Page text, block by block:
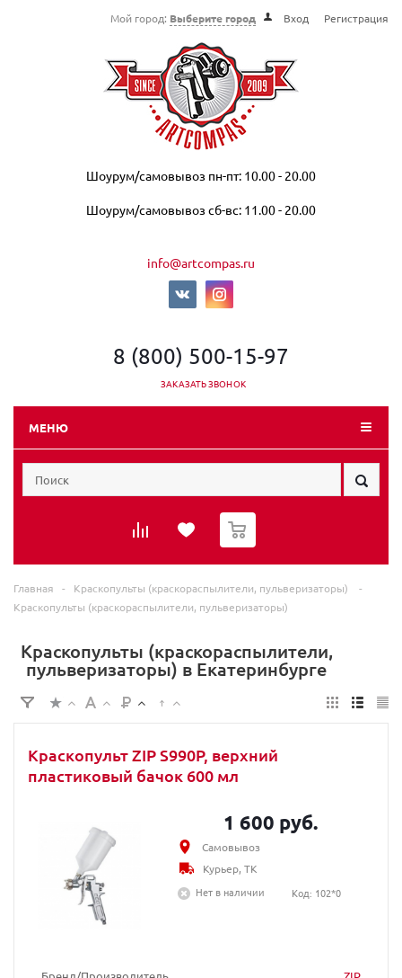
Мой город: Выберите город Вход Регистрация
Шоурум/самовывоз пн-пт: 10.00 - 20.00
Шоурум/самовывоз сб-вс: 11.00 - 20.00
info@artcompas.ru
8 (800) 500-15-97
ЗАКАЗАТЬ ЗВОНОК
МЕНЮ
0
Главная - Краскопульты (краскораспылители, пульверизаторы)
-
Краскопульты (краскораспылители, пульверизаторы)
Краскопульты (краскораспылители,
пульверизаторы) в Екатеринбурге
Краскопульт ZIP S990P, верхний
пластиковый бачок 600 мл
1 600 руб.
Самовывоз
Курьер, ТК
Нет в наличии
Код: 102*0